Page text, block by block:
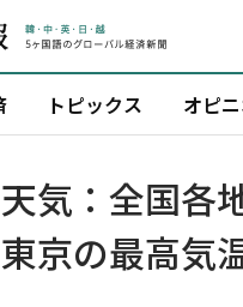
トピックス オピ
気：全国各
京の最高気